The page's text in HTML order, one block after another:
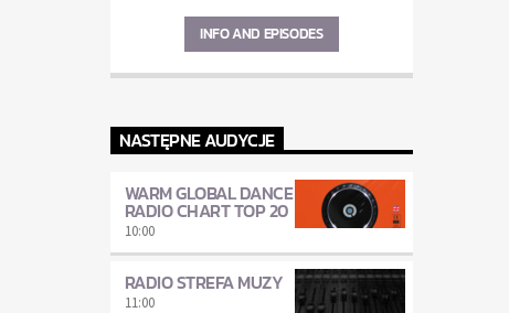
INFO AND EPISODES
NASTĘPNE AUDYCJE
WARM GLOBAL DANCE
RADIO CHART TOP 20
10:00
RADIO STREFA MUZY
11:00